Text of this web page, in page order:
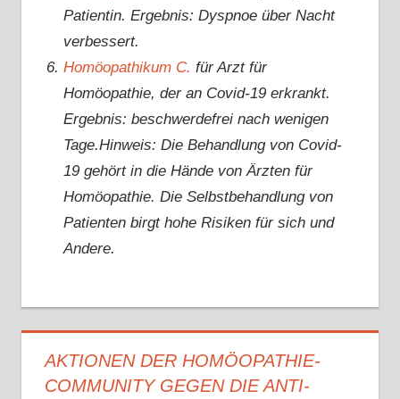
Patientin. Ergebnis: Dyspnoe über Nacht
verbessert.
Homöopathikum C. für Arzt für
Homöopathie, der an Covid-19 erkrankt.
Ergebnis: beschwerdefrei nach wenigen
Tage.Hinweis: Die Behandlung von Covid-
19 gehört in die Hände von Ärzten für
Homöopathie. Die Selbstbehandlung von
Patienten birgt hohe Risiken für sich und
Andere.
AKTIONEN DER HOMÖOPATHIE-
COMMUNITY GEGEN DIE ANTI-